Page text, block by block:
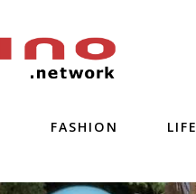
FASHION LIFE